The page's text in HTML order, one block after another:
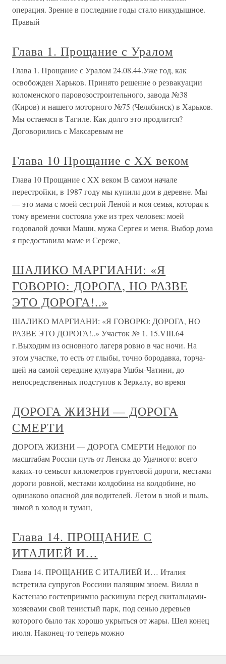
операция. Зрение в последние годы стало никудышное.
Правый
Глава 1. Прощание с Уралом
Глава 1. Прощание с Уралом 24.08.44.Уже год, как
освобожден Харьков. Принято решение о реэвакуации
коломенского паровозостроительного, завода №38
(Киров) и нашего моторного №75 (Челябинск) в Харьков.
Мы остаемся в Тагиле. Как долго это продлится?
Договорились с Максаревым не
Глава 10 Прощание с XX веком
Глава 10 Прощание с XX веком В самом начале
перестройки, в 1987 году мы купили дом в деревне. Мы
— это мама с моей сестрой Леной и моя семья, которая к
тому времени состояла уже из трех человек: моей
годовалой дочки Маши, мужа Сергея и меня. Выбор дома
я предоставила маме и Сереже,
ШАЛИКО МАРГИАНИ: «Я
ГОВОРЮ: ДОРОГА, НО РАЗВЕ
ЭТО ДОРОГА!..»
ШАЛИКО МАРГИАНИ: «Я ГОВОРЮ: ДОРОГА, НО
РАЗВЕ ЭТО ДОРОГА!..» Участок № 1. 15.VIII.64
г.Выходим из основного лагеря ровно в час ночи. На
этом участке, то есть от глыбы, точно бородавка, торча­
щей на самой середине кулуара Ушбы-Чатини, до
непосредственных подступов к Зеркалу, во время
ДОРОГА ЖИЗНИ — ДОРОГА
СМЕРТИ
ДОРОГА ЖИЗНИ — ДОРОГА СМЕРТИ Недолог по
масштабам России путь от Ленска до Удачного: всего
каких-то семьсот километров грунтовой дороги, местами
дороги ровной, местами колдобина на колдобине, но
одинаково опасной для водителей. Летом в зной и пыль,
зимой в холод и туман,
Глава 14. ПРОЩАНИЕ С
ИТАЛИЕЙ И…
Глава 14. ПРОЩАНИЕ С ИТАЛИЕЙ И… Италия
встретила супругов Россини палящим зноем. Вилла в
Кастеназо гостеприимно раскинула перед скитальцами-
хозяевами свой тенистый парк, под сенью деревьев
которого было так хорошо укрыться от жары. Шел конец
июля. Наконец-то теперь можно